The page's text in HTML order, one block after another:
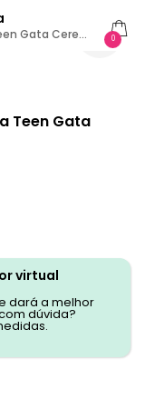
Gata Cereja
0
Teen Gata
virtual
dará a melhor
dúvida?